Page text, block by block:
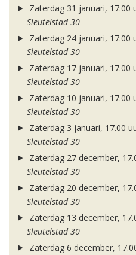
Zaterdag 31 januari, 17.00
Sleutelstad 30
Zaterdag 24 januari, 17.00
Sleutelstad 30
Zaterdag 17 januari, 17.00
Sleutelstad 30
Zaterdag 10 januari, 17.00
Sleutelstad 30
Zaterdag 3 januari, 17.00
Sleutelstad 30
Zaterdag 27 december,
Sleutelstad 30
Zaterdag 20 december,
Sleutelstad 30
Zaterdag 13 december,
Sleutelstad 30
Zaterdag 6 december,